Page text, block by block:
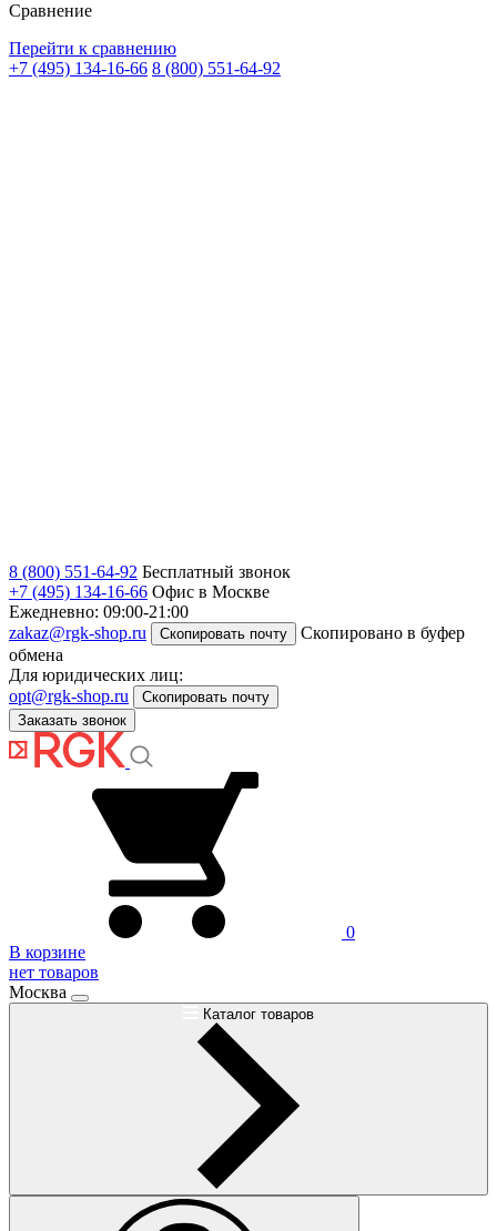
Сравнение
Перейти к сравнению
+7 (495) 134-16-66 8 (800) 551-64-92
8 (800) 551-64-92 Бесплатный звонок
+7 (495) 134-16-66 Офис в Москве
Ежедневно: 09:00-21:00
zakaz@rgk-shop.ru
Скопировать почту
Скопировано в буфер
обмена
Для юридических лиц:
opt@rgk-shop.ru
Скопировать почту
Заказать звонок
0
В корзине
нет товаров
Москва
Каталог товаров